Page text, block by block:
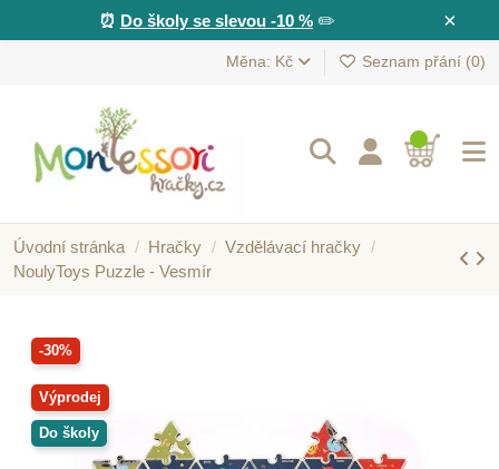
×
⏰ Do školy se slevou -10 %✏️
Měna: Kč Seznam přání (0)
Úvodní stránka Hračky
Vzdělávací hračky
NoulyToys Puzzle - Vesmír
-30%
Výprodej
Do školy